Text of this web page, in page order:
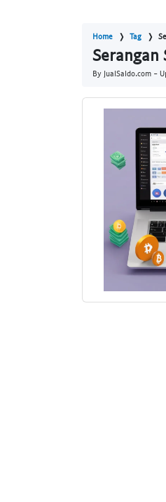
Home Tag
Serangan
By JualSaldo.com -